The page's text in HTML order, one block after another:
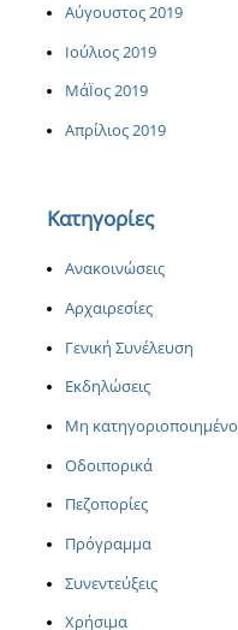
Αύγουστος 2019
Ιούλιος 2019
ΜάΪος 2019
Απρίλιος 2019
Κατηγορίες
Ανακοινώσεις
Αρχαιρεσίες
Γενική Συνέλευση
Εκδηλώσεις
Μη κατηγοριοποιημένο
Οδοιπορικά
Πεζοπορίες
Πρόγραμμα
Συνεντεύξεις
Χρήσιμα